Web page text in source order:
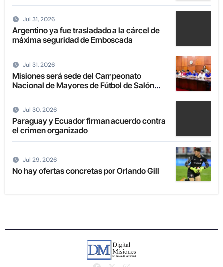
Jul 31, 2026
Argentino ya fue trasladado a la cárcel de
máxima seguridad de Emboscada
Jul 31, 2026
Misiones será sede del Campeonato
Nacional de Mayores de Fútbol de Salón
2027
Jul 30, 2026
Paraguay y Ecuador firman acuerdo contra
el crimen organizado
Jul 29, 2026
No hay ofertas concretas por Orlando Gill